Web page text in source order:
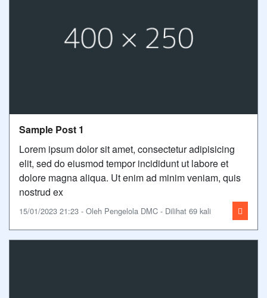
Sample Post 1
Lorem ipsum dolor sit amet, consectetur adipisicing
elit, sed do eiusmod tempor incididunt ut labore et
dolore magna aliqua. Ut enim ad minim veniam, quis
nostrud ex
15/01/2023 21:23 - Oleh Pengelola DMC - Dilihat 69 kali